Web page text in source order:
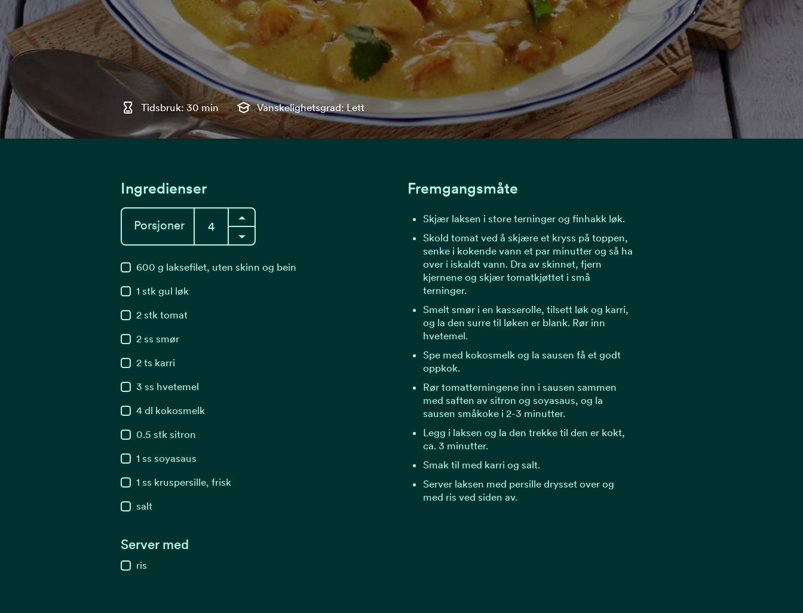
Tidsbruk: 30 min Vanskelighetsgrad: Lett
Ingredienser
Porsjoner
600 g laksefilet, uten skinn og bein
1 stk gul løk
2 stk tomat
2 ss smør
2 ts karri
3 ss hvetemel
4 dl kokosmelk
0.5 stk sitron
1 ss soyasaus
1 ss kruspersille, frisk
salt
Server med
ris
Fremgangsmåte
Skjær laksen i store terninger og finhakk løk.
Skold tomat ved å skjære et kryss på toppen,
senke i kokende vann et par minutter og så ha
over i iskaldt vann. Dra av skinnet, fjern
kjernene og skjær tomatkjøttet i små
terninger.
Smelt smør i en kasserolle, tilsett løk og karri,
og la den surre til løken er blank. Rør inn
hvetemel.
Spe med kokosmelk og la sausen få et godt
oppkok.
Rør tomatterningene inn i sausen sammen
med saften av sitron og soyasaus, og la
sausen småkoke i 2-3 minutter.
Legg i laksen og la den trekke til den er kokt,
ca. 3 minutter.
Smak til med karri og salt.
Server laksen med persille drysset over og
med ris ved siden av.